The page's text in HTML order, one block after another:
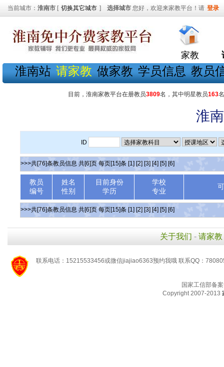
当前城市： 淮南市 [ 切换其它城市 ] 选择城市 您好，欢迎来家教平台！请 登录
家教
淮南站 请家教 做家教 学员信息 教员
目前，淮南家教平台在册教员3809名，其中明星教员163
淮
ID
>>>共[76]条教员信息 共[6]页 每页[15]条 [1] [2] [3] [4] [5] [6]
教员
编号
姓名
性别
目前身份
学历
学校
专业
>>>共[76]条教员信息 共[6]页 每页[15]条 [1] [2] [3] [4] [5] [6]
关于我们 - 请家教
联系电话：15215533456或微信jiajiao6363预约我哦 联系QQ：
国家工信部备
Copyright 2007-2013